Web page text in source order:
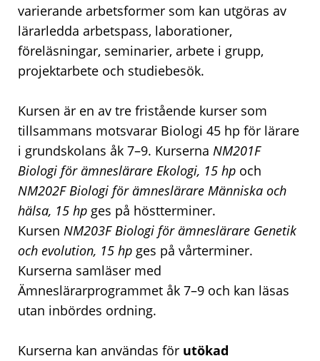
varierande arbetsformer som kan utgöras av
lärarledda arbetspass, laborationer,
föreläsningar, seminarier, arbete i grupp,
projektarbete och studiebesök.
Kursen är en av tre fristående kurser som
tillsammans motsvarar Biologi 45 hp för lärare
i grundskolans åk 7–9. Kurserna NM201F
Biologi för ämneslärare Ekologi, 15 hp och
NM202F Biologi för ämneslärare Människa och
hälsa, 15 hp ges på höstterminer.
Kursen NM203F Biologi för ämneslärare Genetik
och evolution, 15 hp ges på vårterminer.
Kurserna samläser med
Ämneslärarprogrammet åk 7–9 och kan läsas
utan inbördes ordning.
Kurserna kan användas för utökad